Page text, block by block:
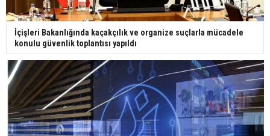
İçişleri Bakanlığında kaçakçılık ve organize suçlarla mücadele
konulu güvenlik toplantısı yapıldı